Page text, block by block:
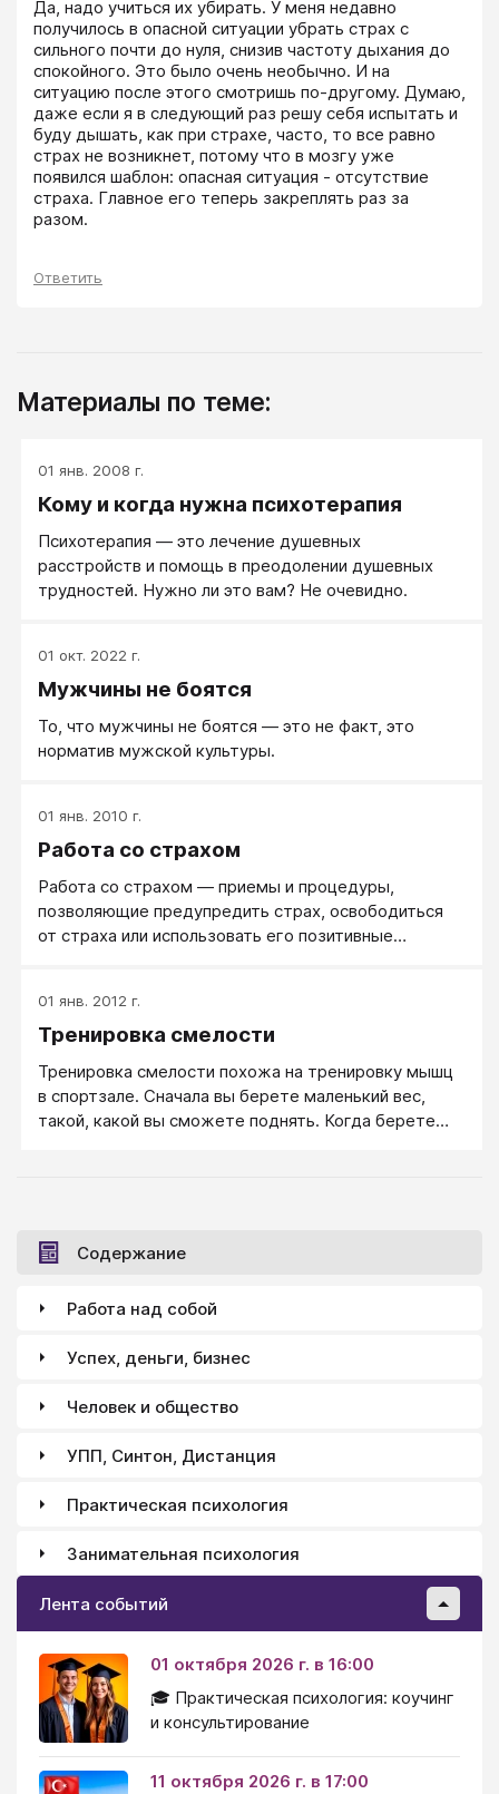
Да, надо учиться их убирать. У меня недавно
получилось в опасной ситуации убрать страх с
сильного почти до нуля, снизив частоту дыхания до
спокойного. Это было очень необычно. И на
ситуацию после этого смотришь по-другому. Думаю,
даже если я в следующий раз решу себя испытать и
буду дышать, как при страхе, часто, то все равно
страх не возникнет, потому что в мозгу уже
появился шаблон: опасная ситуация - отсутствие
страха. Главное его теперь закреплять раз за
разом.
Ответить
Материалы по теме:
01 янв. 2008 г.
Кому и когда нужна психотерапия
Психотерапия — это лечение душевных
расстройств и помощь в преодолении душевных
трудностей. Нужно ли это вам? Не очевидно.
01 окт. 2022 г.
Мужчины не боятся
То, что мужчины не боятся — это не факт, это
норматив мужской культуры.
01 янв. 2010 г.
Работа со страхом
Работа со страхом — приемы и процедуры,
позволяющие предупредить страх, освободиться
от страха или использовать его позитивные
01 янв. 2012 г.
Тренировка смелости
Тренировка смелости похожа на тренировку мышц
в спортзале. Сначала вы берете маленький вес,
такой, какой вы сможете поднять. Когда берете
сильному.Содержание
Работа над собой
Успех, деньги, бизнес
Человек и общество
УПП, Синтон, Дистанция
Практическая психология
Занимательная психология
Лента событий
01 октября 2026 г. в 16:00
🎓 Практическая психология: коучинг
и консультирование
11 октября 2026 г. в 17:00